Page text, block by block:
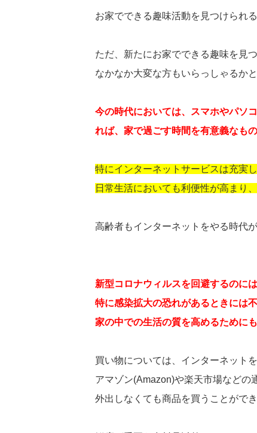
お家でできる趣味活動を見つけられ
ただ、新たにお家でできる趣味を見つ
なかなか大変な方もいらっしゃるかと
今の時代においては、スマホやパソ
れば、家で過ごす時間を有意義なも
特にインターネットサービスは充実
日常生活においても利便性が高まり
高齢者もインターネットをやる時代
新型コロナウィルスを回避するのには
特に感染拡大の恐れがあるときには
家の中での生活の質を高めるために
買い物については、インターネットを
アマゾン(Amazon)や楽天市場などの
外出しなくても商品を買うことができ